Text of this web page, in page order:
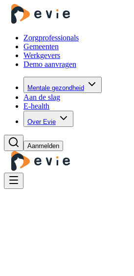
Zorgprofessionals
Gemeenten
Werkgevers
Demo aanvragen
Mentale gezondheid
Aan de slag
E-health
Over Evie
Aanmelden